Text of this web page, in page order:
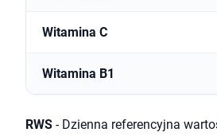
Witamina C
Witamina B1
RWS - Dzienna referencyjna